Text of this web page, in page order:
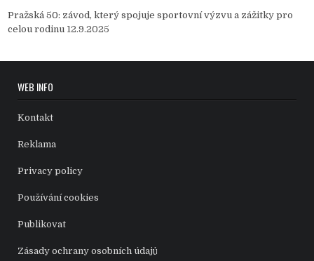
Pražská 50: závod, který spojuje sportovní výzvu a zážitky pro
celou rodinu 12.9.2025
WEB INFO
Kontakt
Reklama
Privacy policy
Používání cookies
Publikovat
Zásady ochrany osobních údajů